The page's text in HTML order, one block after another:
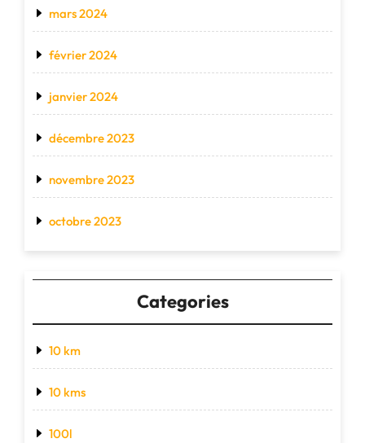
mars 2024
février 2024
janvier 2024
décembre 2023
novembre 2023
octobre 2023
Categories
10 km
10 kms
100l